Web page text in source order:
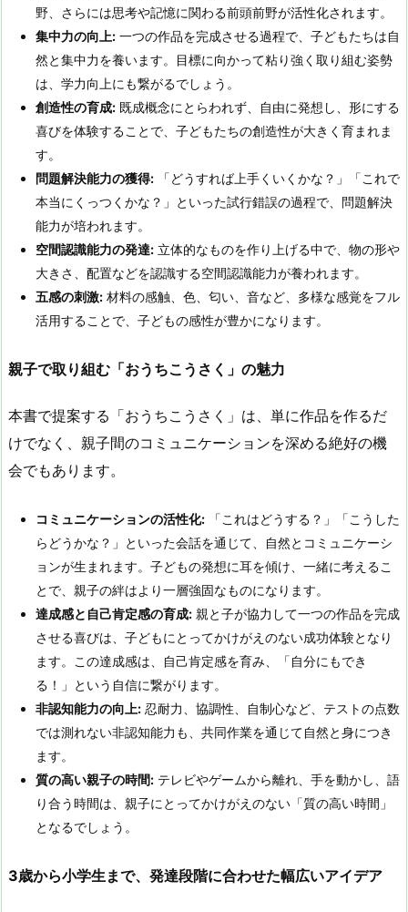
野、さらには思考や記憶に関わる前頭前野が活性化されます。
集中力の向上: 一つの作品を完成させる過程で、子どもたちは自
然と集中力を養います。目標に向かって粘り強く取り組む姿勢
は、学力向上にも繋がるでしょう。
創造性の育成: 既成概念にとらわれず、自由に発想し、形にする
喜びを体験することで、子どもたちの創造性が大きく育まれま
す。
問題解決能力の獲得: 「どうすれば上手くいくかな？」「これで
本当にくっつくかな？」といった試行錯誤の過程で、問題解決
能力が培われます。
空間認識能力の発達: 立体的なものを作り上げる中で、物の形や
大きさ、配置などを認識する空間認識能力が養われます。
五感の刺激: 材料の感触、色、匂い、音など、多様な感覚をフル
活用することで、子どもの感性が豊かになります。
親子で取り組む「おうちこうさく」の魅力
本書で提案する「おうちこうさく」は、単に作品を作るだ
けでなく、親子間のコミュニケーションを深める絶好の機
会でもあります。
コミュニケーションの活性化: 「これはどうする？」「こうした
らどうかな？」といった会話を通じて、自然とコミュニケーシ
ョンが生まれます。子どもの発想に耳を傾け、一緒に考えるこ
とで、親子の絆はより一層強固なものになります。
達成感と自己肯定感の育成: 親と子が協力して一つの作品を完成
させる喜びは、子どもにとってかけがえのない成功体験となり
ます。この達成感は、自己肯定感を育み、「自分にもでき
る！」という自信に繋がります。
非認知能力の向上: 忍耐力、協調性、自制心など、テストの点数
では測れない非認知能力も、共同作業を通じて自然と身につき
ます。
質の高い親子の時間: テレビやゲームから離れ、手を動かし、語
り合う時間は、親子にとってかけがえのない「質の高い時間」
となるでしょう。
3歳から小学生まで、発達段階に合わせた幅広いアイデア